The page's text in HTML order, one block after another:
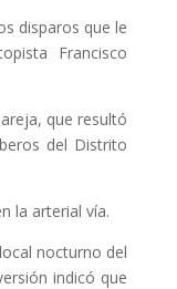
disparos que le
Francisco
que resultó
del Distrito
la arterial vía.
nocturno del
indicó que